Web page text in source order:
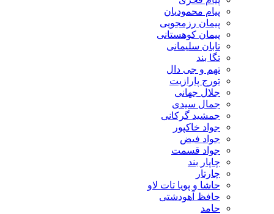
پیام محمودیان
پیمان رزمجویی
پیمان کوهستانی
تابان سلیمانی
تهم و جی دال
تورج پارازیت
جلال جهانی
جمال سیدی
جمشید گرکانی
جواد خاکپور
جواد فیض
جواد قسمت
چاپار بند
حاشا و پویا تات لاو
حافظ آهودشتی